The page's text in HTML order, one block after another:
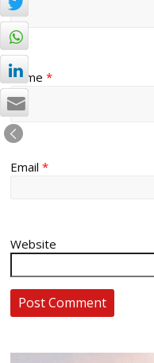
Name*
Email*
Website